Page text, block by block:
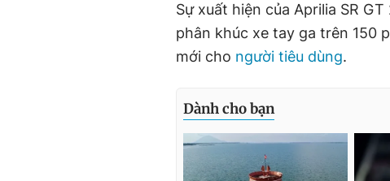
Sự xuất hiện của Aprilia SR
phân khúc xe tay ga trên 150
mới cho người tiêu dùng.